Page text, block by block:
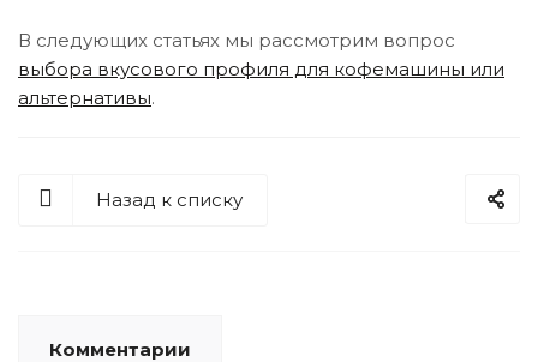
В следующих статьях мы рассмотрим вопрос
выбора вкусового профиля для кофемашины или
альтернативы.
Назад к списку
Комментарии